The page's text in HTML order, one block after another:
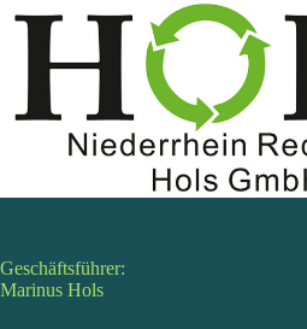
Geschäftsführer:
Marinus Hols